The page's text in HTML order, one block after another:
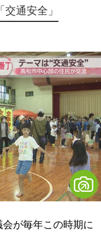
通安全」
が毎年この時期に